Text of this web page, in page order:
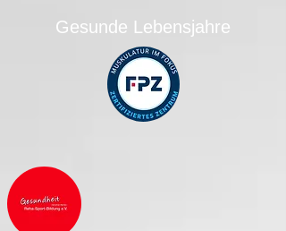
Gesunde Lebensjahre